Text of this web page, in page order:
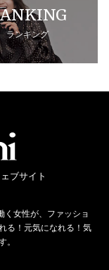
ランキング
ブサイト
く女性が、ファッショ
る！元気になれる！気
。